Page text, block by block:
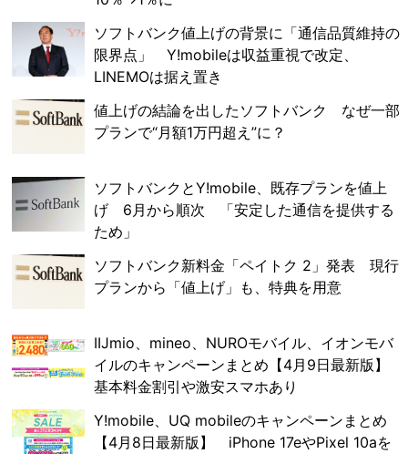
ソフトバンク値上げの背景に「通信品質維持の
限界点」 Y!mobileは収益重視で改定、
LINEMOは据え置き
値上げの結論を出したソフトバンク なぜ一部
プランで“月額1万円超え”に？
ソフトバンクとY!mobile、既存プランを値上
げ 6月から順次 「安定した通信を提供する
ため」
ソフトバンク新料金「ペイトク 2」発表 現行
プランから「値上げ」も、特典を用意
IIJmio、mineo、NUROモバイル、イオンモバ
イルのキャンペーンまとめ【4月9日最新版】
基本料金割引や激安スマホあり
Y!mobile、UQ mobileのキャンペーンまとめ
【4月8日最新版】 iPhone 17eやPixel 10aを